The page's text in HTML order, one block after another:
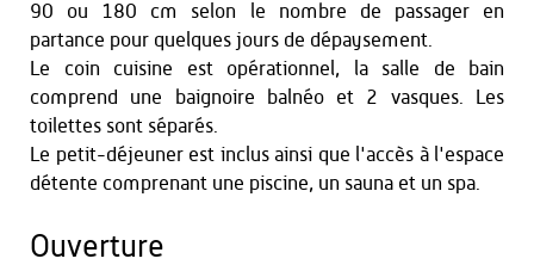
90 ou 180 cm selon le nombre de passager en
partance pour quelques jours de dépaysement.
Le coin cuisine est opérationnel, la salle de bain
comprend une baignoire balnéo et 2 vasques. Les
toilettes sont séparés.
Le petit-déjeuner est inclus ainsi que l'accès à l'espace
détente comprenant une piscine, un sauna et un spa.
Ouverture